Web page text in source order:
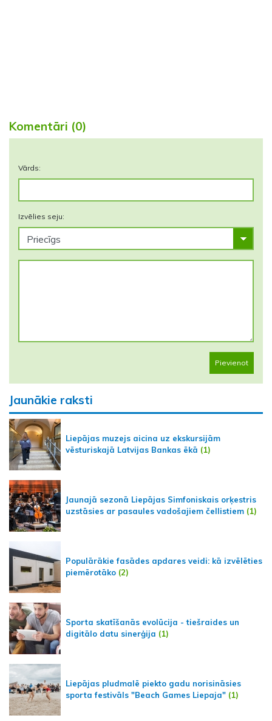
Komentāri (0)
Vārds:
Izvēlies seju:
Pievienot
Jaunākie raksti
Liepājas muzejs aicina uz ekskursijām
vēsturiskajā Latvijas Bankas ēkā (1)
Jaunajā sezonā Liepājas Simfoniskais orķestris
uzstāsies ar pasaules vadošajiem čellistiem (1)
Populārākie fasādes apdares veidi: kā izvēlēties
piemērotāko (2)
Sporta skatīšanās evolūcija - tiešraides un
digitālo datu sinerģija (1)
Liepājas pludmalē piekto gadu norisināsies
sporta festivāls "Beach Games Liepaja" (1)